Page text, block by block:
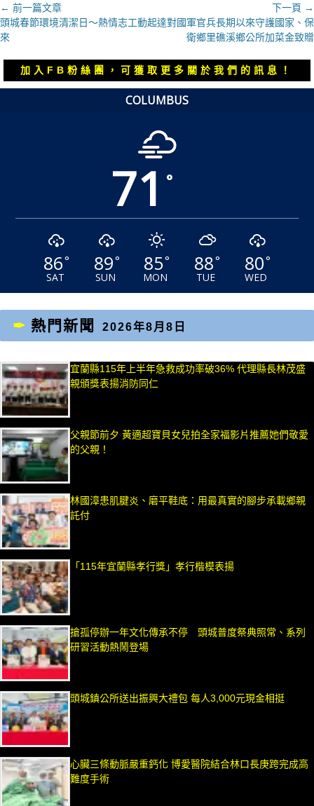
文
章
導
覽
← 前一篇文章
上
一
章：
頭城春節環境清潔日～熱情志工動起
來
下一頁 →
下
文
章：
達對國軍官兵長期以來守護國家、保
衛鄉里礁溪鄉公所加菜金致贈
加入FB粉絲團，可獲取更多關於我們的訊息！
COLUMBUS
71 °
86°
SAT
89°
SUN
85°
MON
88°
TUE
80°
WED
熱門新聞 2026年8月8日
宜蘭縣115年上半年急救成功率破36% 代理縣長林茂盛
親頒獎表揚消防同仁
父親節前夕 黃適超寶貝女兒拍全家福影片推薦她們敬愛
的父親！
林國漳患肌腱炎、磨平鞋底：用最真實的腳步承載鄉親
託付
「115年宜蘭縣孝行獎」孝行楷模表揚
搶孤停辦一年文化傳承不停 頭城普度祭典照常、系列
研習活動熱鬧登場
頭城鎮公所送出振興大禮包 每人3,000元現金相挺
心臟三條動脈嚴重鈣化 博愛醫院結合林口長庚跨完成高
難度手術